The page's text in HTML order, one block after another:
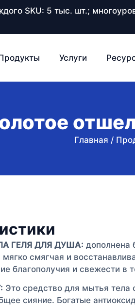
SKU: 5 тыс. шт.;
Услуги
Главная /
ГЕЛЯ ДЛЯ ДУША: дополнена
смягчая и
благополучия и свежести в
Это средство для мытья тела
сияние. Богатые